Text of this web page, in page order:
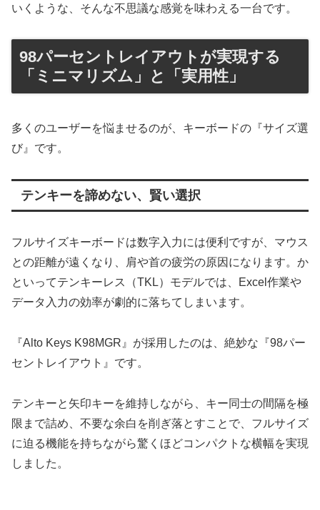
いくような、そんな不思議な感覚を味わえる一台です。
98パーセントレイアウトが実現する
「ミニマリズム」と「実用性」
多くのユーザーを悩ませるのが、キーボードの『サイズ選
び』です。
テンキーを諦めない、賢い選択
フルサイズキーボードは数字入力には便利ですが、マウス
との距離が遠くなり、肩や首の疲労の原因になります。か
といってテンキーレス（TKL）モデルでは、Excel作業や
データ入力の効率が劇的に落ちてしまいます。
『Alto Keys K98MGR』が採用したのは、絶妙な『98パー
セントレイアウト』です。
テンキーと矢印キーを維持しながら、キー同士の間隔を極
限まで詰め、不要な余白を削ぎ落とすことで、フルサイズ
に迫る機能を持ちながら驚くほどコンパクトな横幅を実現
しました。